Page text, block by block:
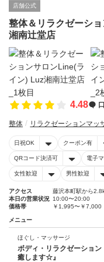
店舗公式
整体＆リラクゼーシ
湘南辻堂店
4.48
整体 リラクゼーションマッ
日祝OK クーポン有
QRコード決済可 電子
女性歓迎 男性歓迎
アクセス
藤沢本町駅から
本日の営業状況 10:00〜20:00
価格帯
￥1,995〜￥7,000
メニュー
ほぐし・マッサージ
ボディ・リラクゼーショ
癒します☆』